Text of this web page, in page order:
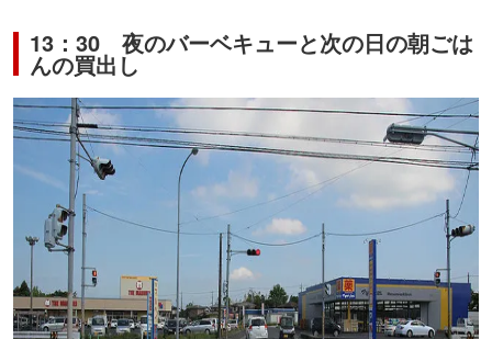
13：30 夜のバーベキューと次の日の朝ごは
んの買出し